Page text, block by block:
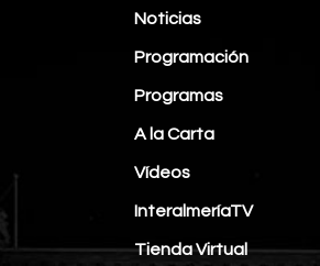
Noticias
Programación
Programas
A la Carta
Vídeos
InteralmeríaTV
Tienda Virtual